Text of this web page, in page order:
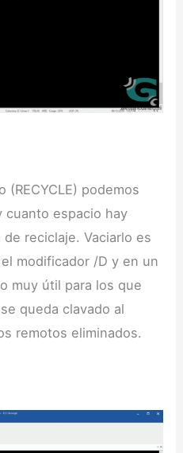
(RECYCLE) podemos
cuanto espacio hay
reciclaje. Vaciarlo es
modificador /D y en un
muy útil para los que
queda clavado al
remotos eliminados.